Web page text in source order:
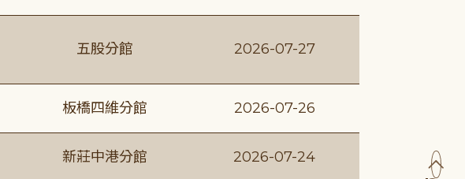
五股分館 2026-07-27
板橋四維分館 2026-07-26
新莊中港分館 2026-07-24